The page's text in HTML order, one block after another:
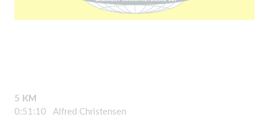
5 KM
0:51:10 Alfred Christensen